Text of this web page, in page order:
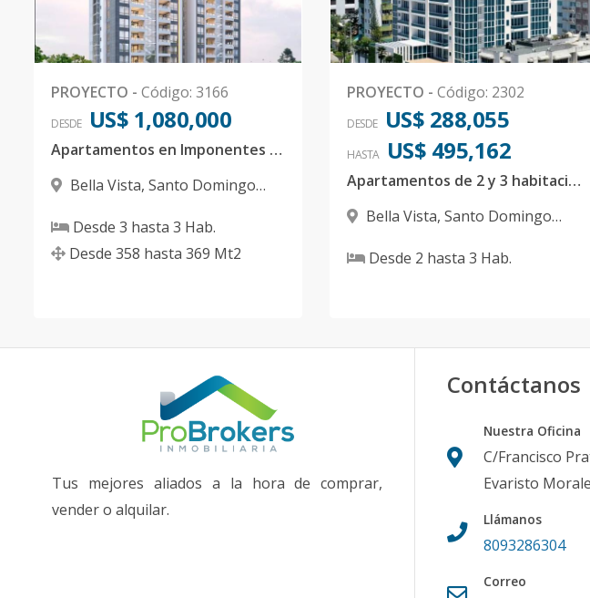
PROYECTO - Código: 3166
DESDE US$ 1,080,000
Apartamentos en Imponentes Torres Residenciales en la Exclusiva Av. Anacaona
Bella Vista, Santo Domingo
Desde 3 hasta 3 Hab.
Desde 358 hasta 369 Mt2
PROYECTO - Código: 2302
DESDE US$ 288,055
HASTA US$ 495,162
Apartamentos de 2 y 3 habitaciones en Bella Vista
Bella Vista, Santo Domingo
Desde 2 hasta 3 Hab.
Tus mejores aliados a la hora de comprar,
vender o alquilar.
Contáctanos
Nuestra Oficina
C/Francisco
Evaristo
Llámanos
8093286304
Correo